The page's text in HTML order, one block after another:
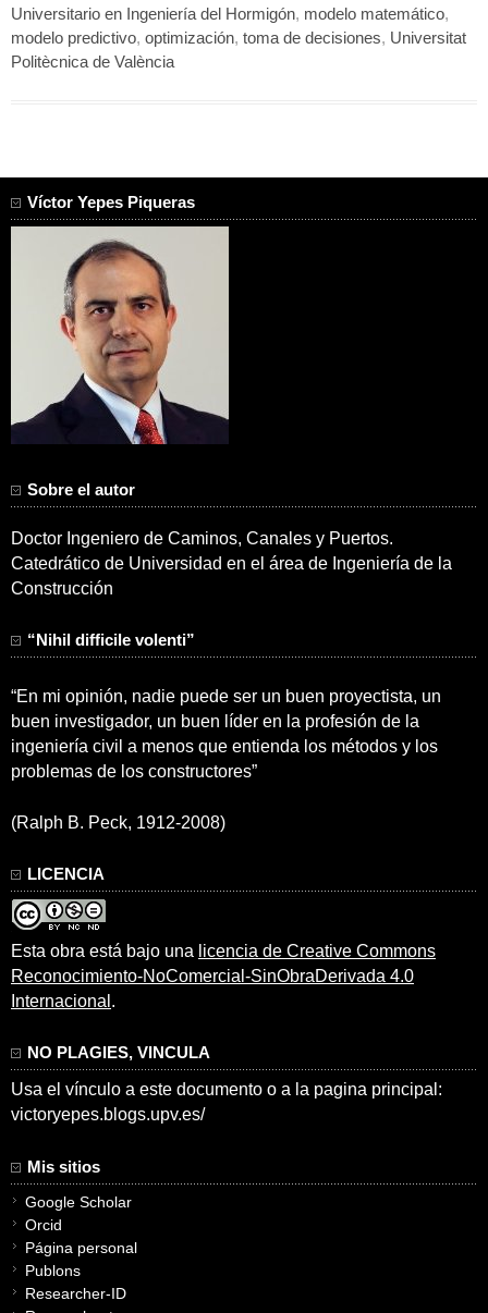
Universitario en Ingeniería del Hormigón, modelo matemático,
modelo predictivo, optimización, toma de decisiones, Universitat
Politècnica de València
Víctor Yepes Piqueras
Sobre el autor
Doctor Ingeniero de Caminos, Canales y Puertos.
Catedrático de Universidad en el área de Ingeniería de la
Construcción
“Nihil difficile volenti”
“En mi opinión, nadie puede ser un buen proyectista, un
buen investigador, un buen líder en la profesión de la
ingeniería civil a menos que entienda los métodos y los
problemas de los constructores”
(Ralph B. Peck, 1912-2008)
LICENCIA
Esta obra está bajo una licencia de Creative Commons
Reconocimiento-NoComercial-SinObraDerivada 4.0
Internacional .
NO PLAGIES, VINCULA
Usa el vínculo a este documento o a la pagina principal:
victoryepes.blogs.upv.es/
Mis sitios
Google Scholar
Orcid
Página personal
Publons
Researcher-ID